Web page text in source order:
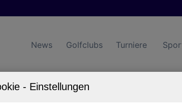
News Golfclubs Turniere